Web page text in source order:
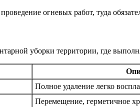
огневых работ, туда
уборки территории, где
Полное удаление легко
Перемещение, герметичное